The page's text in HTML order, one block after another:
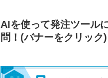
AIを使って発注ツール
問！ (バナーをクリック)